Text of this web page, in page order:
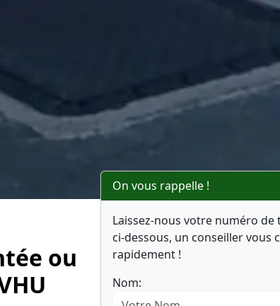
ou
On vous rappelle !
Laissez-nous votre numéro de
ci-dessous, un conseiller vous
rapidement !
Nom: